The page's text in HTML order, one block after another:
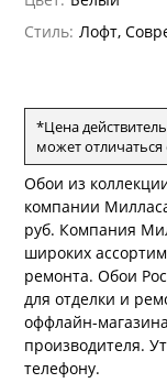
Нисида
Черади
Стромболи
Спектрум Тренд
Спектрум Плюс
Гави
Спектрум
Спектрум Про
Спектрум Бокс
Концепция 106
Бриджида
Гемма
Коко
Silver
Алессандро
Бриз
Четыре сезона
Барбара
Ребекка
Бруни
Джорджио
Cassanie
Elisa
Mainz
Рагионе
Дукале
Fipar
Azzurra
Colori Del Sole
Felicita
Бернардо
Беатрис
Чезара
Карназза
Биги
Легенда
Marburg
Kumano
Loft Superior
City Glow
Touch
Boho
Rasch
Chatelaine
Sherlock
Riva
Salsa
Florentine III
Grandeco
Prisma
La Storia
La Storia 2
Wiganford
Lunman
Du&Ka
Стиль: Лофт,
*Цена
может
Обои из
компании
руб. Компания
широких
ремонта. Обои
для отделки и
оффлайн-
производителя.
телефону.